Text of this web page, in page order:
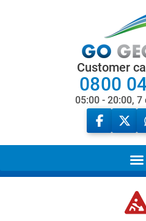
Customer
0800
05:00 - 20:00, 7